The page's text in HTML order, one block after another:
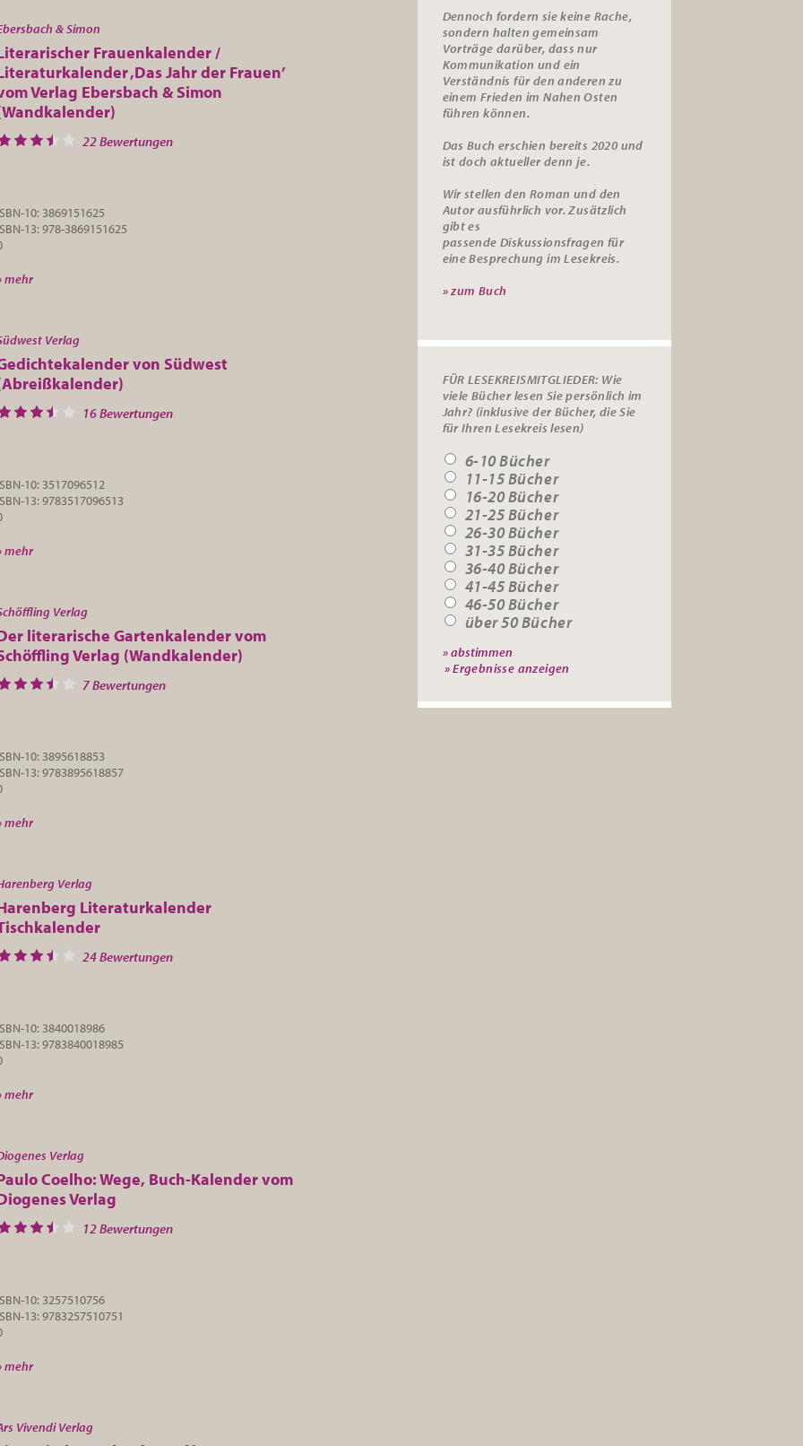
& Simon
Frauenkalender /
‚Das Jahr der Frauen’
Verlag Ebersbach & Simon
22 Bewertungen
10: 3869151625
13: 978-3869151625
mehr
Verlag
von Südwest
16 Bewertungen
10: 3517096512
13: 9783517096513
mehr
Verlag
literarische Gartenkalender vom
Verlag (Wandkalender)
7 Bewertungen
10: 3895618853
13: 9783895618857
mehr
Verlag
Literaturkalender
24 Bewertungen
10: 3840018986
13: 9783840018985
mehr
Verlag
Coelho: Wege, Buch-Kalender vom
Verlag
12 Bewertungen
10: 3257510756
13: 9783257510751
mehr
Vivendi Verlag
Dennoch fordern sie keine Rache,
sondern halten gemeinsam
Vorträge darüber, dass nur
Kommunikation und ein
Verständnis für den anderen zu
einem Frieden im Nahen Osten
führen können.
Das Buch erschien bereits 2020 und
ist doch aktueller denn je.
Wir stellen den Roman und den
Autor ausführlich vor. Zusätzlich
gibt es
passendeDiskussionsfragenfür
eine Besprechung im Lesekreis.
» zum Buch
FÜR LESEKREISMITGLIEDER: Wie
viele Bücher lesen Sie persönlich im
Jahr? (inklusive der Bücher, die Sie
für Ihren Lesekreis lesen)
6-10 Bücher
11-15 Bücher
16-20 Bücher
21-25 Bücher
26-30 Bücher
31-35 Bücher
36-40 Bücher
41-45 Bücher
46-50 Bücher
über 50 Bücher
» Ergebnisse anzeigen